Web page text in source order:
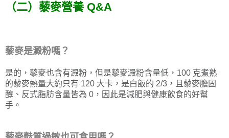
（二）藜麥營養 Q&A
藜麥是澱粉嗎？
是的，藜麥也含有澱粉，但是藜麥澱粉含量低，100 克煮熟
的藜麥熱量大約只有 120 大卡，是白飯的 2/3，且藜麥膽固
醇、反式脂肪含量皆為 0，因此是減肥與健康飲食的好幫
手。